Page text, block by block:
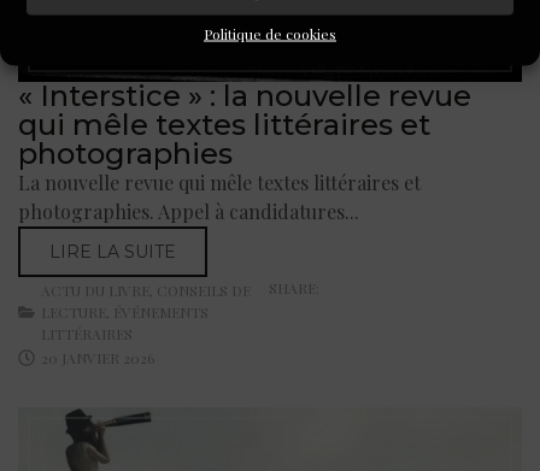
Politique de cookies
« Interstice » : la nouvelle revue
qui mêle textes littéraires et
photographies
La nouvelle revue qui mêle textes littéraires et
photographies. Appel à candidatures...
LIRE LA SUITE
ACTU DU LIVRE , CONSEILS DE
LECTURE , ÉVÉNEMENTS
LITTÉRAIRES
20 JANVIER 2026
SHARE: